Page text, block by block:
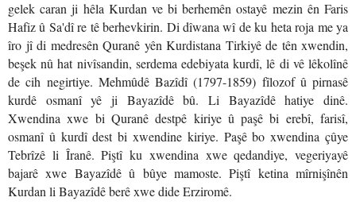
gelek caran ji hêla Kurdan ve bi berhemên ostayê mezin ên Faris
Hafiz û Sa'dî re tê berhevkirin. Di dîwana wî de ku heta roja me ya
îro jî di medresên Quranê yên Kurdistana Tirkiyê de tên xwendin,
beşek nû hat nivîsandin, serdema edebiyata kurdî, lê di vê lêkolînê
de cih negirtiye. Mehmûdê Bazîdî (1797-1859) fîlozof û pirnasê
kurdê osmanî yê ji Bayazîdê bû. Li Bayazîdê hatiye dinê.
Xwendina xwe bi Quranê destpê kiriye û paşê bi erebî, farisî,
osmanî û kurdî dest bi xwendine kiriye. Paşê bo xwendina çûye
Tebrîzê li Îranê. Piştî ku xwendina xwe qedandiye, vegeriyayê
bajarê xwe Bayazîdê û bûye mamoste. Piştî ketina mîrnişînên
Kurdan li Bayazîdê berê xwe dide Erziromê.